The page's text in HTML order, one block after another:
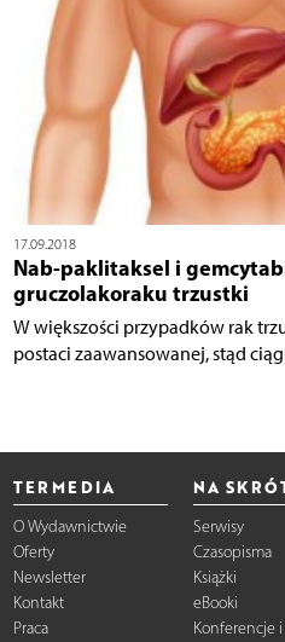
17.09.2018
Nab-paklitaksel i
gruczolakoraku trzustki
W większości przypadków rak
postaci zaawansowanej, stąd
TERMEDIA
O Wydawnictwie
Oferty
Newsletter
Kontakt
Praca
NA
Serwisy
Czasopisma
Książki
eBooki
Konferencje i